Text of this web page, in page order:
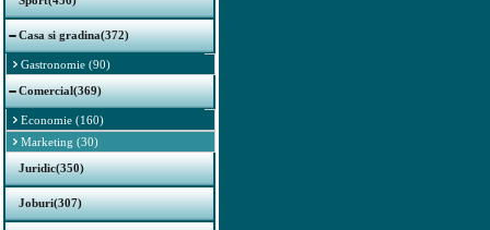
Casa si gradina(372)
Gastronomie (90)
Comercial(369)
Economie (160)
Marketing (30)
Juridic(350)
Joburi(307)